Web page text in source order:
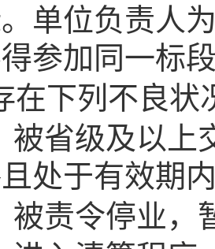
单位负责人
参加同一标
在下列不良状
被省级及以上
处于有效期
被责令停业，